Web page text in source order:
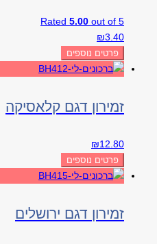
Rated 5.00 out of 5
₪3.40
פרטים נוספים
זמירון דגם קלאסיקה
₪12.80
פרטים נוספים
זמירון דגם ירושלים